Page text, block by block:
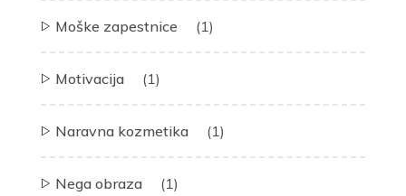
Moške zapestnice (1)
Motivacija (1)
Naravna kozmetika (1)
Nega obraza (1)